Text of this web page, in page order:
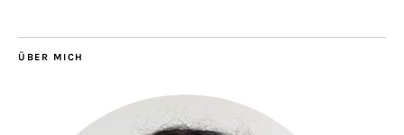
ÜBER MICH